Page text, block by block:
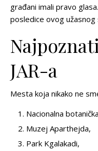
građani imali pravo
posledice ovog
JAR-a
Mesta koja nikako ne
Nacionalna
Muzej Aparthejda,
Park Kgalakadi,